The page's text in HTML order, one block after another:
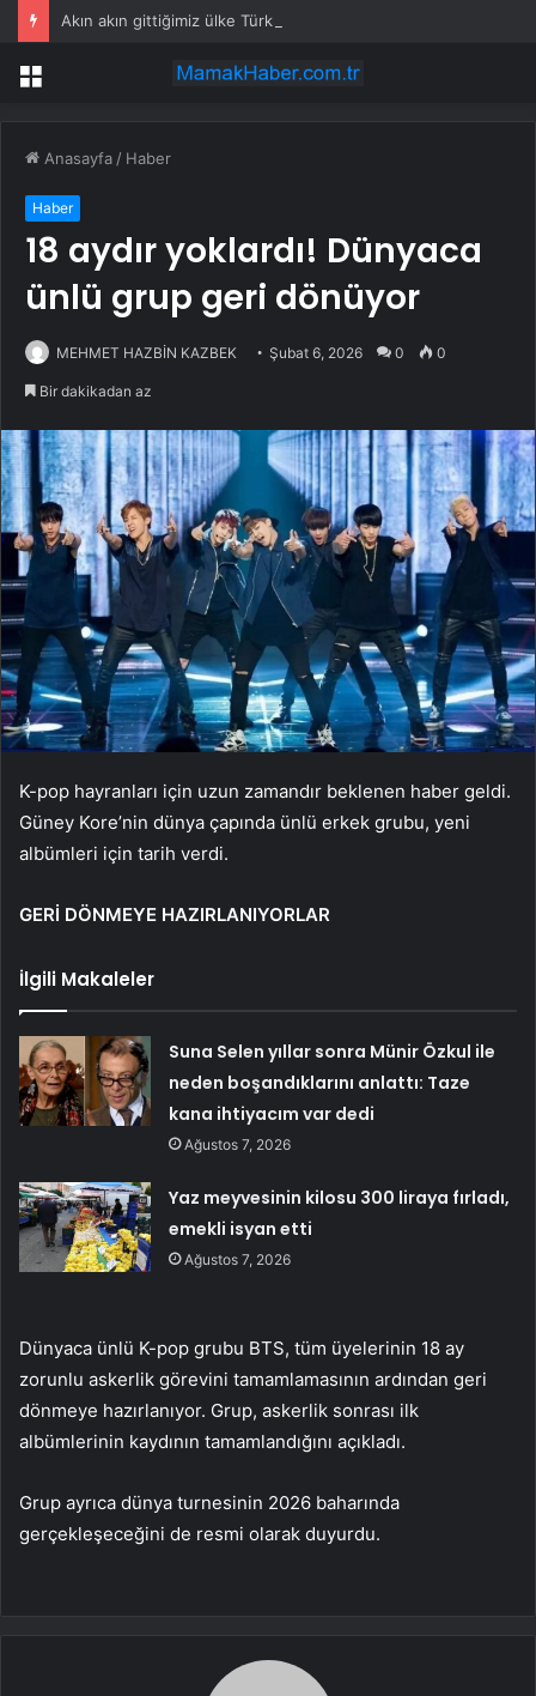
Akın akın gittiğimiz ülke Türklere vize şartı getiriyor
Menü
Anasayfa / Haber
Haber
18 aydır yoklardı! Dünyaca
ünlü grup geri dönüyor
MEHMET HAZBİN KAZBEK Şubat 6, 2026 0 0
Bir dakikadan az
K-pop hayranları için uzun zamandır beklenen haber geldi.
Güney Kore’nin dünya çapında ünlü erkek grubu, yeni
albümleri için tarih verdi.
GERİ DÖNMEYE HAZIRLANIYORLAR
İlgili Makaleler
Suna Selen yıllar sonra Münir Özkul ile
neden boşandıklarını anlattı: Taze
kana ihtiyacım var dedi
Ağustos 7, 2026
Yaz meyvesinin kilosu 300 liraya fırladı,
emekli isyan etti
Ağustos 7, 2026
Dünyaca ünlü K-pop grubu BTS, tüm üyelerinin 18 ay
zorunlu askerlik görevini tamamlamasının ardından geri
dönmeye hazırlanıyor. Grup, askerlik sonrası ilk
albümlerinin kaydının tamamlandığını açıkladı.
Grup ayrıca dünya turnesinin 2026 baharında
gerçekleşeceğini de resmi olarak duyurdu.